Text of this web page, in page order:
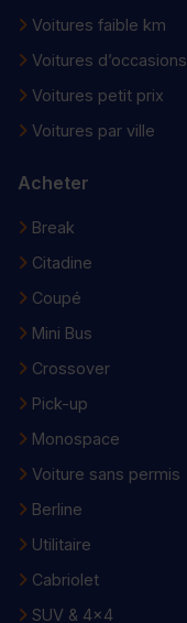
Voitures faible km
Voitures d’occasions
Voitures petit prix
Voitures par ville
Acheter
Break
Citadine
Coupé
Mini Bus
Crossover
Pick-up
Monospace
Voiture sans permis
Berline
Utilitaire
Cabriolet
SUV & 4x4